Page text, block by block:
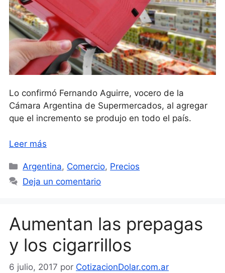
Lo confirmó Fernando Aguirre, vocero de la
Cámara Argentina de Supermercados, al agregar
que el incremento se produjo en todo el país.
Leer más
Categorías
Argentina, Comercio, Precios
Deja un comentario
Aumentan las prepagas
y los cigarrillos
6 julio, 2017 por CotizacionDolar.com.ar